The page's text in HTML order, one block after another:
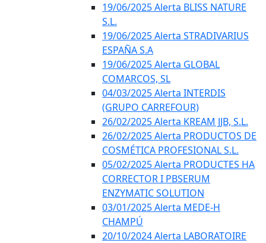
19/06/2025 Alerta BLISS NATURE
S.L.
19/06/2025 Alerta STRADIVARIUS
ESPAÑA S.A
19/06/2025 Alerta GLOBAL
COMARCOS, SL
04/03/2025 Alerta INTERDIS
(GRUPO CARREFOUR)
26/02/2025 Alerta KREAM JJB, S.L.
26/02/2025 Alerta PRODUCTOS DE
COSMÉTICA PROFESIONAL S.L.
05/02/2025 Alerta PRODUCTES HA
CORRECTOR I PBSERUM
ENZYMATIC SOLUTION
03/01/2025 Alerta MEDE-H
CHAMPÚ
20/10/2024 Alerta LABORATOIRE